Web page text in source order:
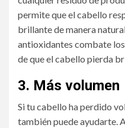
permite que el cabello
brillante de manera
antioxidantes combate
de que el cabello pierda
3. Más volumen
Si tu cabello ha perdido
también puede ayudarte.